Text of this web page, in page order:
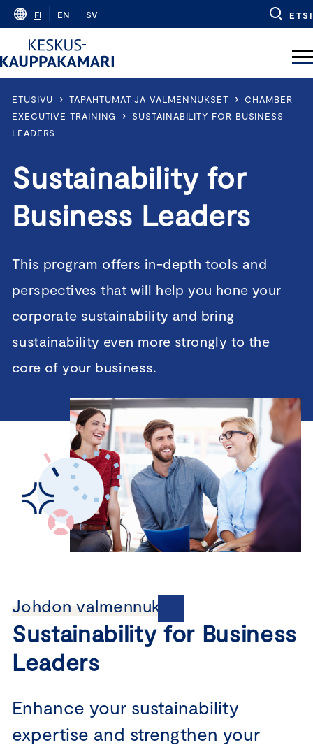
Skip
content
FI EN SV ETSI
ETUSIVU › TAPAHTUMAT JA VALMENNUKSET › CHAMBER
EXECUTIVE TRAINING
›
SUSTAINABILITY FOR BUSINESS
LEADERS
Sustainability for
Business Leaders
This program offers in-depth tools and
perspectives that will help you hone your
corporate sustainability and bring
sustainability even more strongly to the
core of your business.
Johdon valmennukset
Sustainability for Business
Leaders
Enhance your sustainability
expertise and strengthen your